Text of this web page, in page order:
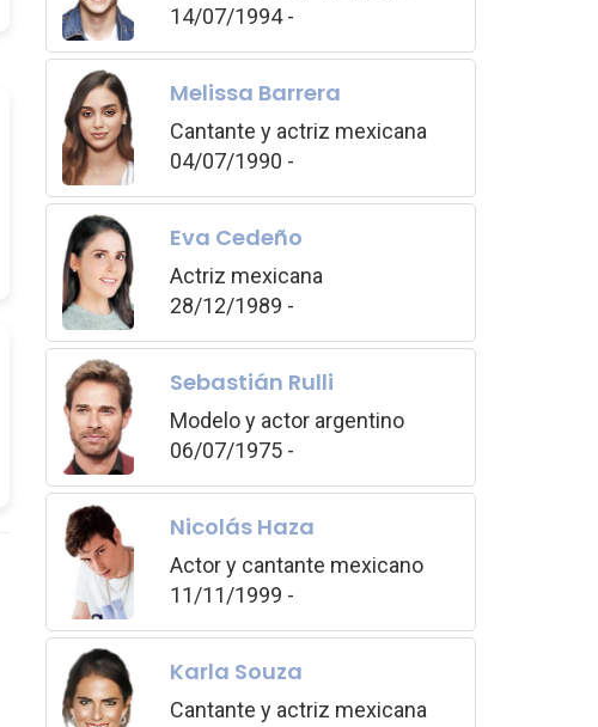
14/07/1994 -
Melissa Barrera
Cantante y actriz mexicana
04/07/1990 -
Eva Cedeño
Actriz mexicana
28/12/1989 -
Sebastián Rulli
Modelo y actor argentino
06/07/1975 -
Nicolás Haza
Actor y cantante mexicano
11/11/1999 -
Karla Souza
Cantante y actriz mexicana